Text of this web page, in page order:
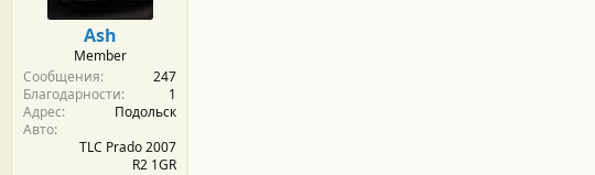
Ash
Member
Сообщения
247
Благодарности
1
Адрес
Подольск
Авто
TLC Prado 2007
R2 1GR